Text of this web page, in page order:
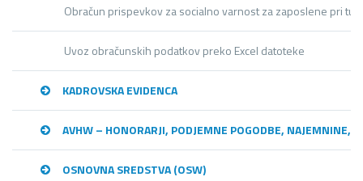
Obračun prispevkov za socialno varnost za zaposlene pri
Uvoz obračunskih podatkov preko Excel datoteke
KADROVSKA EVIDENCA
AVHW – HONORARJI, PODJEMNE POGODBE, NAJEMNINE,…
OSNOVNA SREDSTVA (OSW)